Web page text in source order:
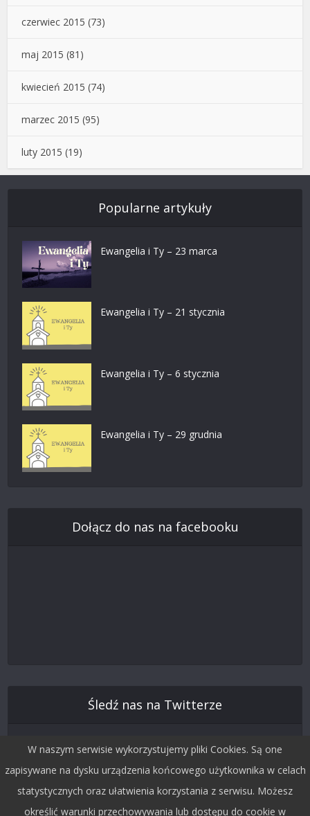
czerwiec 2015 (73)
maj 2015 (81)
kwiecień 2015 (74)
marzec 2015 (95)
luty 2015 (19)
Popularne artykuły
Ewangelia i Ty – 23 marca
Ewangelia i Ty – 21 stycznia
Ewangelia i Ty – 6 stycznia
Ewangelia i Ty – 29 grudnia
Dołącz do nas na facebooku
Śledź nas na Twitterze
W naszym serwisie wykorzystujemy pliki Cookies. Są one
zapisywane na dysku urządzenia końcowego użytkownika w celach
statystycznych oraz ułatwienia korzystania z serwisu. Możesz
określić warunki przechowywania lub dostępu do cookie w